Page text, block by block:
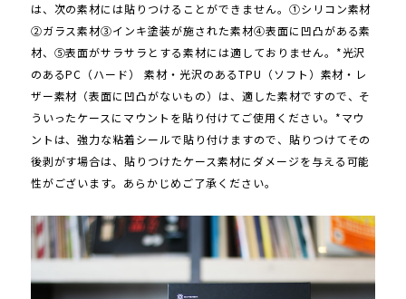
は、次の素材には貼りつけることができません。①シリコン素材
②ガラス素材③インキ塗装が施された素材④表面に凹凸がある素
材、⑤表面がサラサラとする素材には適しておりません。*光沢
のあるPC（ハード） 素材・光沢のあるTPU（ソフト）素材・レ
ザー素材（表面に凹凸がないもの）は、適した素材ですので、そ
ういったケースにマウントを貼り付けてご使用ください。*マウ
ントは、強力な粘着シールで貼り付けますので、貼りつけてその
後剥がす場合は、貼りつけたケース素材にダメージを与える可能
性がございます。あらかじめご了承ください。